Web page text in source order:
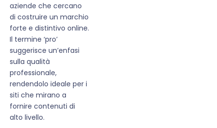
aziende che cercano
di costruire un marchio
forte e distintivo online.
Il termine ‘pro’
suggerisce un’enfasi
sulla qualità
professionale,
rendendolo ideale per i
siti che mirano a
fornire contenuti di
alto livello.